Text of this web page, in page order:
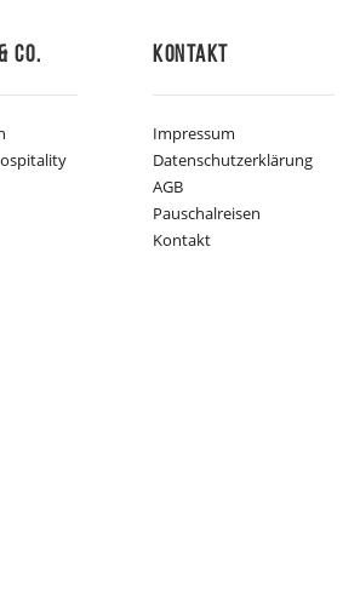
Co. Kontakt
Impressum
Datenschutzerklärung
AGB
Pauschalreisen
Kontakt